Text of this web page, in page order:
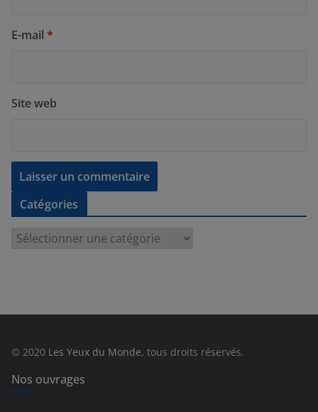
E-mail *
Site web
Catégories
e
© 2020 Les Yeux du Monde, tous droits réservés.
Nos ouvrages